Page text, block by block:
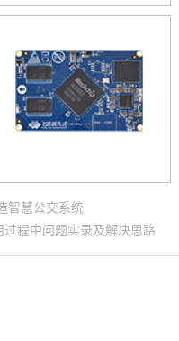
智慧公交系统
程中问题实录及解决思路